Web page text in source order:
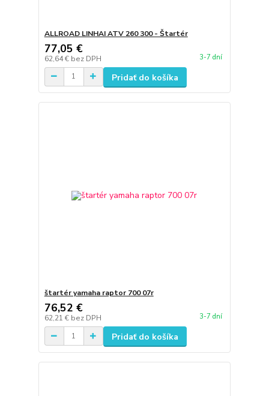
ALLROAD LINHAI ATV 260 300 - Štartér
77,05 €
62,64 € bez DPH 3-7 dní
Pridať do košíka
štartér yamaha raptor 700 07r
76,52 €
62,21 € bez DPH 3-7 dní
Pridať do košíka